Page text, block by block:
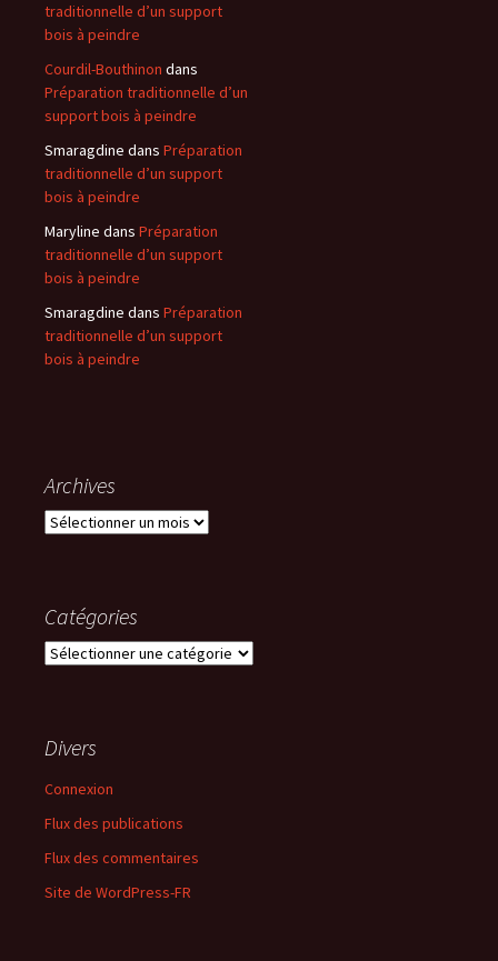
traditionnelle d’un support
bois à peindre
Courdil-Bouthinon dans
Préparation traditionnelle d’un
support bois à peindre
Smaragdine dans Préparation
traditionnelle d’un support
bois à peindre
Maryline dans Préparation
traditionnelle d’un support
bois à peindre
Smaragdine dans Préparation
traditionnelle d’un support
bois à peindre
Archives
Archives
Catégories
Catégories
Divers
Connexion
Flux des publications
Flux des commentaires
Site de WordPress-FR